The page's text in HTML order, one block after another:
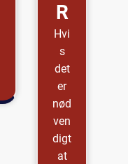
R
Hvi
s
det
er
nød
ven
digt
at